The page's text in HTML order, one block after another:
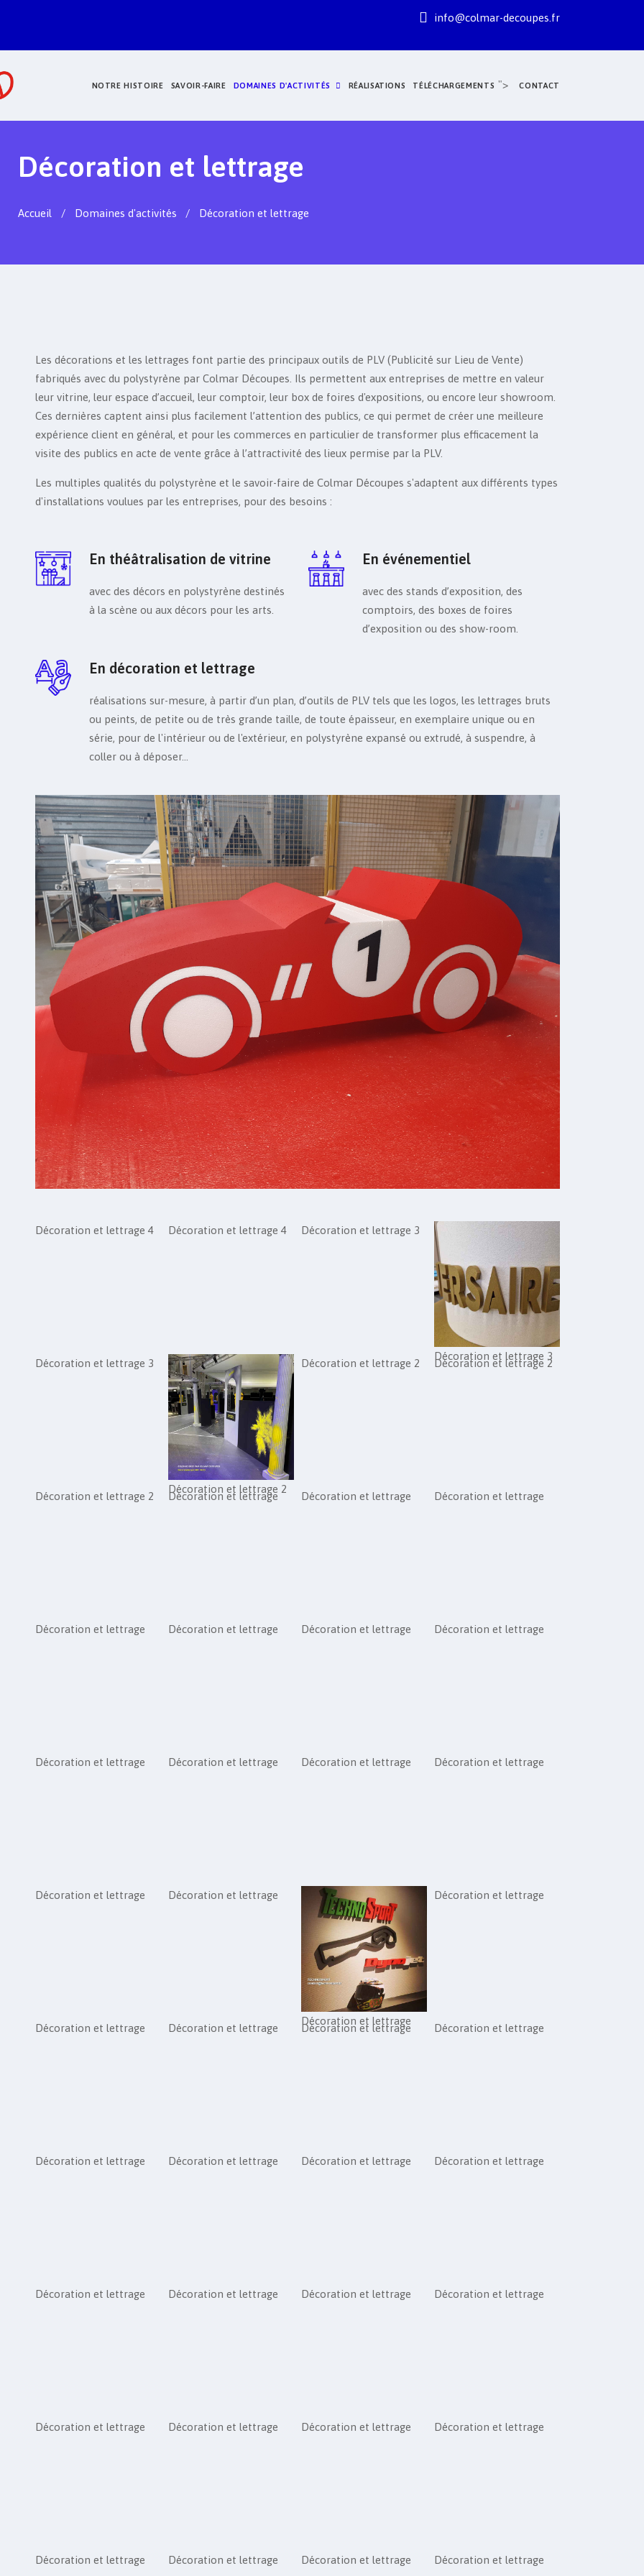
info@colmar-decoupes.fr
NOTRE HISTOIRE SAVOIR-FAIRE DOMAINES D'ACTIVITÉS RÉALISATIONS TÉLÉCHARGEMENTS "> CONTACT
Décoration et lettrage
Accueil Domaines d'activités Décoration et lettrage
Les décorations et les lettrages font partie des principaux outils de PLV (Publicité sur Lieu de Vente)
fabriqués avec du polystyrène par Colmar Découpes. Ils permettent aux entreprises de mettre en valeur
leur vitrine, leur espace d’accueil, leur comptoir, leur box de foires d'expositions, ou encore leur showroom.
Ces dernières captent ainsi plus facilement l’attention des publics, ce qui permet de créer une meilleure
expérience client en général, et pour les commerces en particulier de transformer plus efficacement la
visite des publics en acte de vente grâce à l’attractivité des lieux permise par la PLV.
Les multiples qualités du polystyrène et le savoir-faire de Colmar Découpes s'adaptent aux différents types
d'installations voulues par les entreprises, pour des besoins :
En théâtralisation de vitrine
avec des décors en polystyrène destinés
à la scène ou aux décors pour les arts.
En événementiel
avec des stands d’exposition, des
comptoirs, des boxes de foires
d’exposition ou des show-room.
En décoration et lettrage
réalisations sur-mesure, à partir d’un plan, d’outils de PLV tels que les logos, les lettrages bruts
ou peints, de petite ou de très grande taille, de toute épaisseur, en exemplaire unique ou en
série, pour de l'intérieur ou de l'extérieur, en polystyrène expansé ou extrudé, à suspendre, à
coller ou à déposer…
Décoration et lettrage 4 Décoration et lettrage 4 Décoration et lettrage 3
Décoration et lettrage 3
Décoration et lettrage 3
Décoration et lettrage 2
Décoration et lettrage 2 Décoration et lettrage 2
Décoration et lettrage 2 Décoration et lettrage Décoration et lettrage Décoration et lettrage
Décoration et lettrage Décoration et lettrage Décoration et lettrage Décoration et lettrage
Décoration et lettrage Décoration et lettrage Décoration et lettrage Décoration et lettrage
Décoration et lettrage Décoration et lettrage
Décoration et lettrage
Décoration et lettrage
Décoration et lettrage Décoration et lettrage Décoration et lettrage Décoration et lettrage
Décoration et lettrage Décoration et lettrage Décoration et lettrage Décoration et lettrage
Décoration et lettrage Décoration et lettrage Décoration et lettrage Décoration et lettrage
Décoration et lettrage Décoration et lettrage Décoration et lettrage Décoration et lettrage
Décoration et lettrage Décoration et lettrage Décoration et lettrage Décoration et lettrage